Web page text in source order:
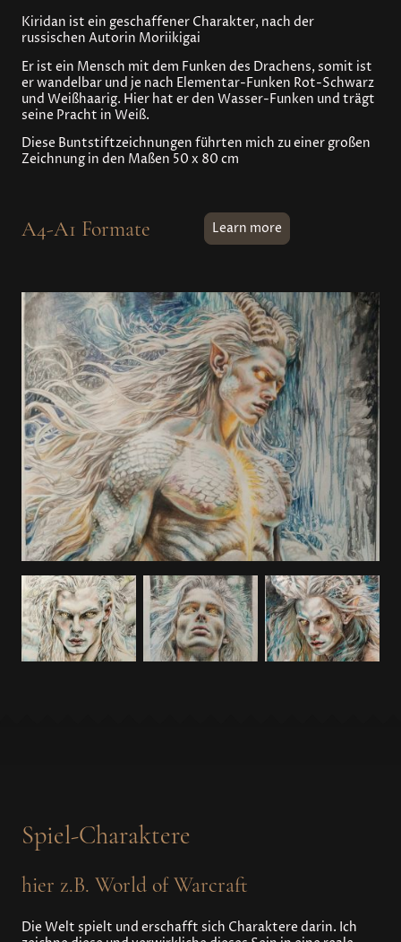
Kiridan ist ein geschaffener Charakter, nach der
russischen Autorin Moriikigai
Er ist ein Mensch mit dem Funken des Drachens, somit ist
er wandelbar und je nach Elementar-Funken Rot-Schwarz
und Weißhaarig. Hier hat er den Wasser-Funken und trägt
seine Pracht in Weiß.
Diese Buntstiftzeichnungen führten mich zu einer großen
Zeichnung in den Maßen 50 x 80 cm
A4-A1 Formate Learn more
Spiel-Charaktere
hier z.B. World of Warcraft
Die Welt spielt und erschafft sich Charaktere darin. Ich